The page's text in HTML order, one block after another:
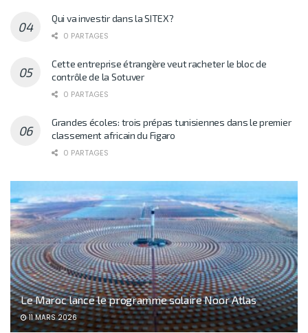
Qui va investir dans la SITEX?
0 PARTAGES
Cette entreprise étrangère veut racheter le bloc de
contrôle de la Sotuver
0 PARTAGES
Grandes écoles: trois prépas tunisiennes dans le premier
classement africain du Figaro
0 PARTAGES
Le Maroc lance le programme solaire Noor Atlas
11 MARS 2026